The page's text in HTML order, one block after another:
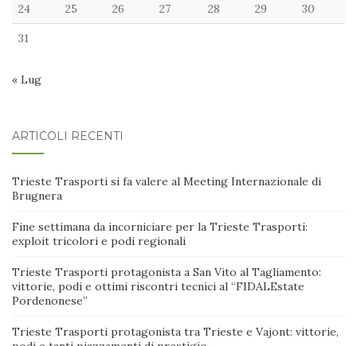
24 25 26 27 28 29 30
31
« Lug
ARTICOLI RECENTI
Trieste Trasporti si fa valere al Meeting Internazionale di
Brugnera
Fine settimana da incorniciare per la Trieste Trasporti:
exploit tricolori e podi regionali
Trieste Trasporti protagonista a San Vito al Tagliamento:
vittorie, podi e ottimi riscontri tecnici al “FIDALEstate
Pordenonese”
Trieste Trasporti protagonista tra Trieste e Vajont: vittorie,